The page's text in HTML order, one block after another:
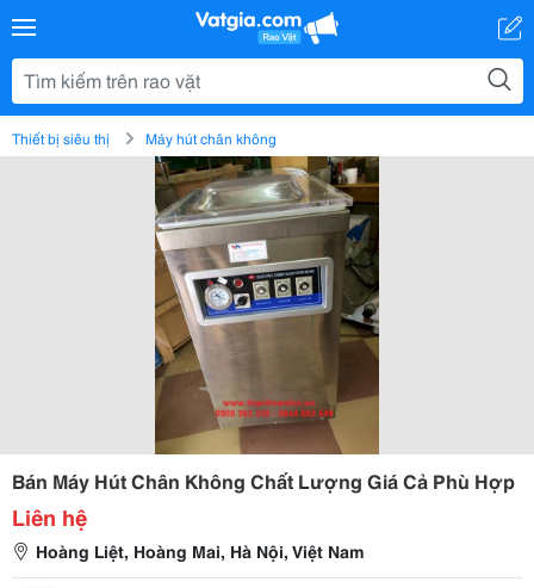
Thiết bị siêu thị Máy hút chân không
Bán Máy Hút Chân Không Chất Lượng Giá Cả Phù Hợp
Liên hệ
Hoàng Liệt, Hoàng Mai, Hà Nội, Việt Nam